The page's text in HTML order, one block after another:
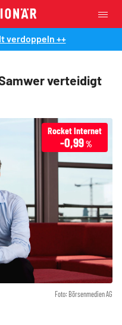
verdoppeln ++
verteidigt
Foto: Börsenmedien AG
Rocket Internet
-0,99 %